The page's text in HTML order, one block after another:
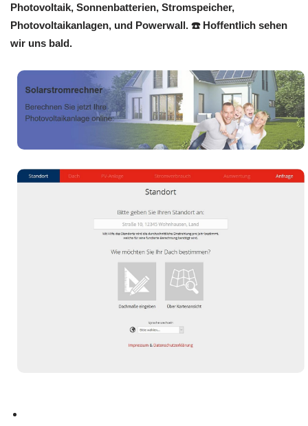
Photovoltaik, Sonnenbatterien, Stromspeicher,
Photovoltaikanlagen, und Powerwall. ☎️ Hoffentlich sehen
wir uns bald.